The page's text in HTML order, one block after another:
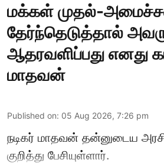
மக்கள் முதல்-
தேர்ந்தெடுத்தால்
ஆதரவளிப்பது எனது
மாதவன்
Published on: 05 Aug 2026, 7:26 pm
நடிகர் மாதவன் தன்னுடைய
குறித்து பேசியுள்ளார்.